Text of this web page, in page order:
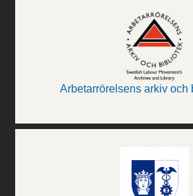
Arbetarrörelsens arkiv och